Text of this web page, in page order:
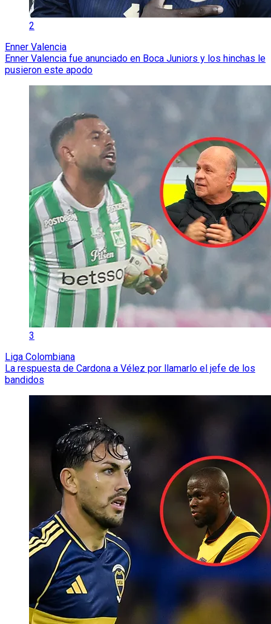
2
Enner Valencia
Enner Valencia fue anunciado en Boca Juniors y los hinchas le
pusieron este apodo
3
Liga Colombiana
La respuesta de Cardona a Vélez por llamarlo el jefe de los
bandidos